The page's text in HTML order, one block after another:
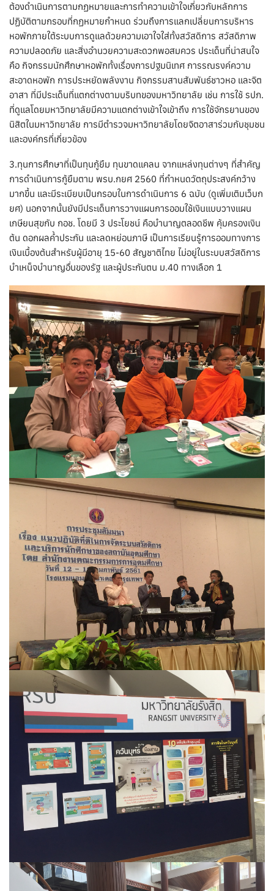
ต้องดำเนินการตามกฏหมายและการทำความเข้าใจเกี่ยวกับหลักการ
ปฏิบัติตามกรอบที่กฏหมายกำหนด ร่วมถึงการแลกเปลี่ยนการบริหาร
หอพักภายใต้ระบบการดูแลด้วยความเอาใจใส่ทั้งสวัสดิการ สวัสดิภาพ
ความปลอดภัย และสิ่งอำนวยความสะดวกพอสมควร ประเด็นที่น่าสนใจ
คือ กิจกรรมนักศึกษาหอพักทั้งเรื่องการปฐมนิเทศ การรณรงค์ความ
สะอาดหอพัก การประหยัดพลังงาน กิจกรรมสานสัมพันธ์ชาวหอ และจิต
อาสา ที่มีประเด็นที่แตกต่างตามบริบทของมหาวิทยาลัย เช่น การใช้ รปภ.
ที่ดูแลโดยมหาวิทยาลัยมีความแตกต่างเข้าใจเข้าถึง การใช้จักรยานของ
นิสิตในมหาวิทยาลัย การมีตำรวจมหาวิทยาลัยโดยจิตอาสาร่วมกับชุมชน
และองค์กรที่เกี่ยวข้อง
3.ทุนการศึกษาที่เป็นทุนกู้ยืม ทุนขาดแคลน จากแหล่งทุนต่างๆ ที่สำคัญ
การดำเนินการกู้ยืมตาม พรบ.กยศ 2560 ที่กำหนดวัตถุประสงค์กว้าง
มากขึ้น และมีระเบียบเป็นกรอบในการดำเนินการ 6 ฉบับ (ดูเพิ่มเติมเว็บก
ยศ) นอกจากนั้นยังมีประเด็นการวางแผนการออมใช้เงินแบบวางแผน
เกษียนสุขกับ กอช. โดยมี 3 ประโยชน์ คือบำนาญตลอดชีพ คุ้มครองเงิน
ต้น ดอกผลค้ำประกัน และลดหย่อนภาษี เป็นการเรียนรู้การออมทางการ
เงินเบื้องต้นสำหรับผู้มีอายุ 15-60 สัญชาติไทย ไม่อยู่ในระบบสวัสดิการ
บำเหน็จบำนาญอื่นของรัฐ และผู้ประกันตน ม.40 ทางเลือก 1